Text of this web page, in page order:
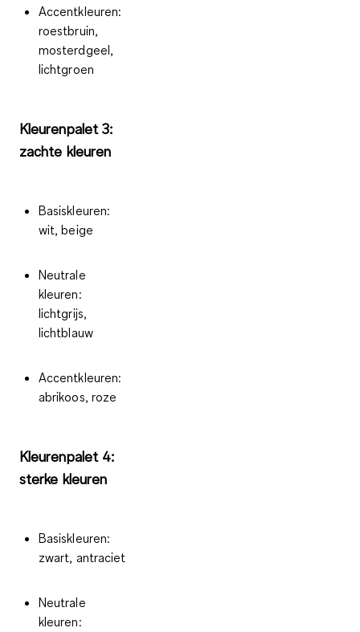
Accentkleuren:
roestbruin,
mosterdgeel,
lichtgroen
Kleurenpalet 3:
zachte kleuren
Basiskleuren:
wit, beige
Neutrale
kleuren:
lichtgrijs,
lichtblauw
Accentkleuren:
abrikoos, roze
Kleurenpalet 4:
sterke kleuren
Basiskleuren:
zwart, antraciet
Neutrale
kleuren: